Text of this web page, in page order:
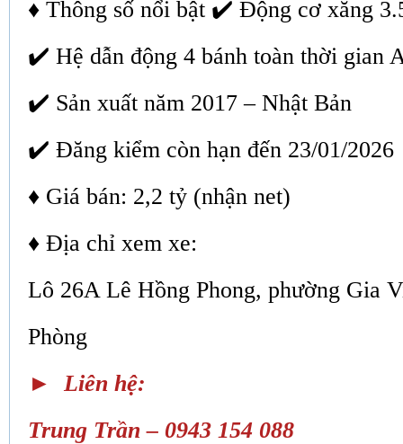
♦ Thông số nổi bật ✔️ Động cơ xăng
✔️ Hệ dẫn động 4 bánh toàn thời gian
✔️ Sản xuất năm 2017 – Nhật Bản
✔️ Đăng kiểm còn hạn đến 23/01/2026
♦ Giá bán: 2,2 tỷ (nhận net)
♦ Địa chỉ xem xe:
Lô 26A Lê Hồng Phong, phường Gia
Phòng
► Liên hệ:
Trung Trần – 0943 154 088